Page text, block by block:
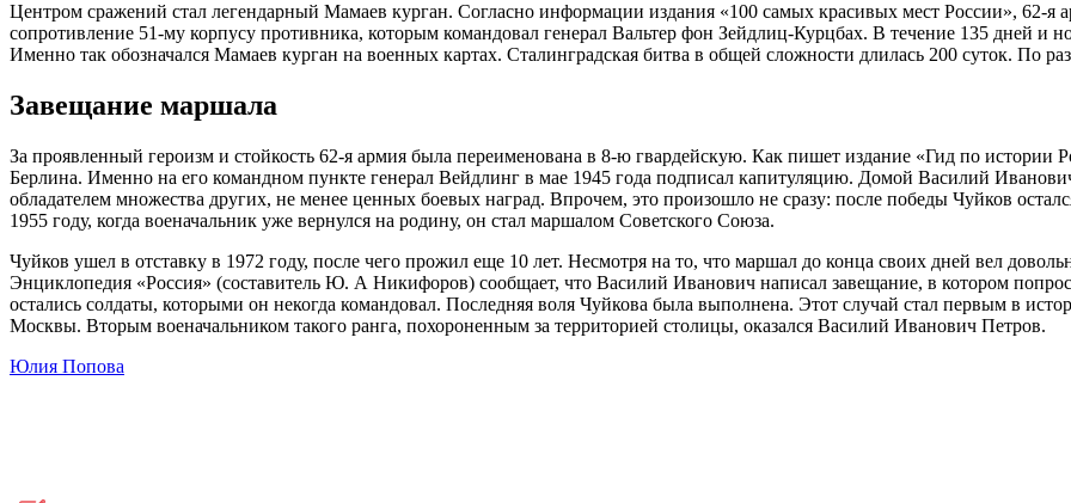
Центром сражений стал легендарный Мамаев курган. Согласно информации издания «100 самых красивых мест России», 62-я
сопротивление 51-му корпусу противника, которым командовал генерал Вальтер фон Зейдлиц-Курцбах. В течение 135 дней и
Именно так обозначался Мамаев курган на военных картах. Сталинградская битва в общей сложности длилась 200 суток.
Завещание маршала
За проявленный героизм и стойкость 62-я армия была переименована в 8-ю гвардейскую. Как пишет издание «Гид по истории
Берлина. Именно на его командном пункте генерал Вейдлинг в мае 1945 года подписал капитуляцию. Домой Василий
обладателем множества других, не менее ценных боевых наград. Впрочем, это произошло не сразу: после победы Чуйков
1955 году, когда военачальник уже вернулся на родину, он стал маршалом Советского Союза.
Чуйков ушел в отставку в 1972 году, после чего прожил еще 10 лет. Несмотря на то, что маршал до конца своих дней вел
Энциклопедия «Россия» (составитель Ю. А Никифоров) сообщает, что Василий Иванович написал завещание, в котором
остались солдаты, которыми он некогда командовал. Последняя воля Чуйкова была выполнена. Этот случай стал первым в
Москвы. Вторым военачальником такого ранга, похороненным за территорией столицы, оказался Василий Иванович Петров.
Юлия Попова